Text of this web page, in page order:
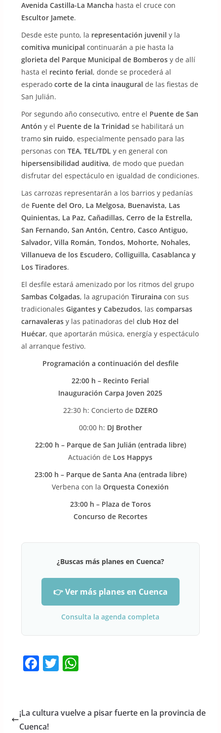
Avenida Castilla-La Mancha hasta el cruce con
Escultor Jamete.
Desde este punto, la representación juvenil y la
comitiva municipal continuarán a pie hasta la
glorieta del Parque Municipal de Bomberosy de allí
hasta el recinto ferial, donde se procederá al
esperado corte de la cinta inaugural de las fiestas de
San Julián.
Por segundo año consecutivo, entre el Puente de San
Antón y el Puente de la Trinidad se habilitará un
tramo sin ruido, especialmente pensado para las
personas con TEA, TEL/TDLy en general con
hipersensibilidad auditiva, de modo que puedan
disfrutar del espectáculo en igualdad de condiciones.
Las carrozas representarán a los barrios y pedanías
de Fuente del Oro, La Melgosa, Buenavista, Las
Quinientas, La Paz, Cañadillas, Cerro de la Estrella,
San Fernando, San Antón, Centro, Casco Antiguo,
Salvador, Villa Román, Tondos, Mohorte, Nohales,
Villanueva de los Escudero, Colliguilla, Casablanca y
Los Tiradores.
El desfile estará amenizado por los ritmos del grupo
Sambas Colgadas, la agrupación Tiruraina con sus
tradicionales Gigantes y Cabezudos, las comparsas
carnavalerasy las patinadoras del club Hoz del
Huécar, que aportarán música, energía y espectáculo
al arranque festivo.
Programación a continuación del desfile
22:00 h – Recinto Ferial
Inauguración Carpa Joven 2025
22:30 h: Concierto de DZERO
00:00 h: DJ Brother
22:00 h – Parque de San Julián (entrada libre)
Actuación de Los Happys
23:00 h – Parque de Santa Ana (entrada libre)
Verbena con laOrquesta Conexión
23:00 h – Plaza de Toros
Concurso de Recortes
¿Buscas más planes en Cuenca?
👉 Ver más planes en Cuenca
Consulta la agenda completa
F
e
b
T
er
W
s
¡La cultura vuelve a pisar fuerte en la provincia de
Cuenca!